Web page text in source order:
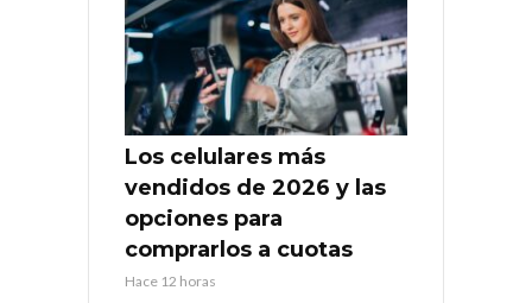
Los celulares más
vendidos de 2026 y las
opciones para
comprarlos a cuotas
Hace 12 horas